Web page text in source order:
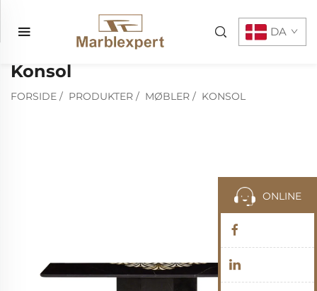
DA
Konsol
FORSIDE / PRODUKTER / MØBLER / KONSOL
ONLINE